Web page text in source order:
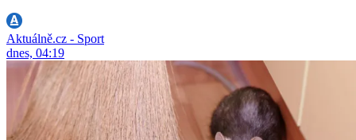
Aktuálně.cz - Sport
dnes, 04:19